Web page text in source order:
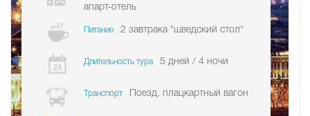
апарт-отель
Питание 2 завтрака "шведский стол"
Длительность тура 5 дней / 4 ночи
Транспорт Поезд, плацкартный вагон